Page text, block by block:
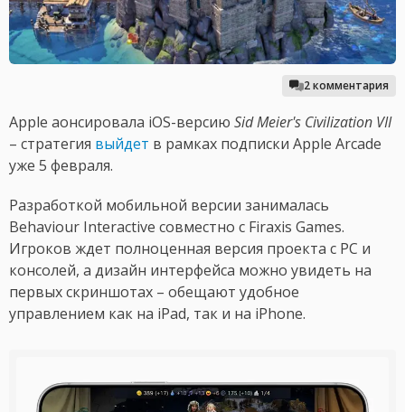
2 комментария
Apple аонсировала iOS-версию Sid Meier's Civilization VII
– стратегия выйдет в рамках подписки Apple Arcade
уже 5 февраля.
Разработкой мобильной версии занималась
Behaviour Interactive совместно с Firaxis Games.
Игроков ждет полноценная версия проекта с PC и
консолей, а дизайн интерфейса можно увидеть на
первых скриншотах – обещают удобное
управлением как на iPad, так и на iPhone.